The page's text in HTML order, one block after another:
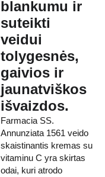
blankumu ir
suteikti
veidui
tolygesnės,
gaivios ir
jaunatviškos
išvaizdos.
Farmacia SS.
Annunziata 1561 veido
skaistinantis kremas su
vitaminu C yra skirtas
odai, kuri atrodo